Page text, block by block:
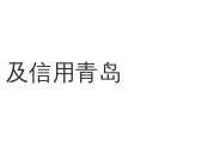
及信用青岛